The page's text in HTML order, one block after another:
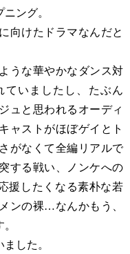
ング。
向けたドラマなんだと
うな華やかなダンス対
ていましたし、たぶん
ュと思われるオーディ
ャストがほぼゲイとト
がなくて全編リアルで
する戦い、ノンケへの
援したくなる素朴な若
ンの裸…なんかもう、
した。